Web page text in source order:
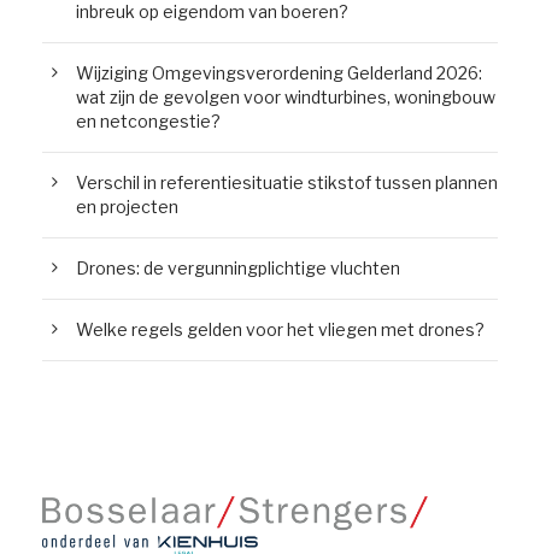
inbreuk op eigendom van boeren?
Wijziging Omgevingsverordening Gelderland 2026:
wat zijn de gevolgen voor windturbines, woningbouw
en netcongestie?
Verschil in referentiesituatie stikstof tussen plannen
en projecten
Drones: de vergunningplichtige vluchten
Welke regels gelden voor het vliegen met drones?